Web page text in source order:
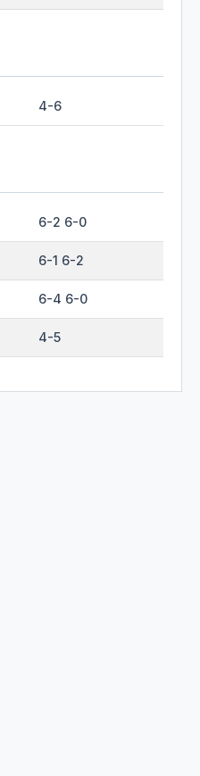
4-6
6-2 6-0
6-1 6-2
6-4 6-0
4-5